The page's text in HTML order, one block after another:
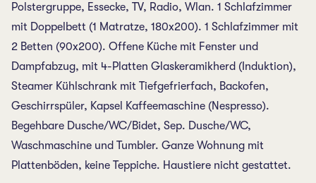
Polstergruppe, Essecke, TV, Radio, Wlan. 1 Schlafzimmer
mit Doppelbett (1 Matratze, 180x200). 1 Schlafzimmer mit
2 Betten (90x200). Offene Küche mit Fenster und
Dampfabzug, mit 4-Platten Glaskeramikherd (Induktion),
Steamer Kühlschrank mit Tiefgefrierfach, Backofen,
Geschirrspüler, Kapsel Kaffeemaschine (Nespresso).
Begehbare Dusche/WC/Bidet, Sep. Dusche/WC,
Waschmaschine und Tumbler. Ganze Wohnung mit
Plattenböden, keine Teppiche. Haustiere nicht gestattet.